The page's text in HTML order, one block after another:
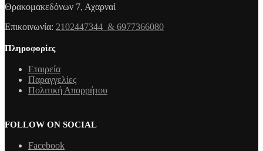
Θρακομακεδόνων 7, Αχαρναί
Επικοινωνία: 2102447344 & 6977366080
Πληροφορίες
Εταιρεία
Παραγγελίες
Πολιτική Απορρήτου
FOLLOW ON SOCIAL
Facebook